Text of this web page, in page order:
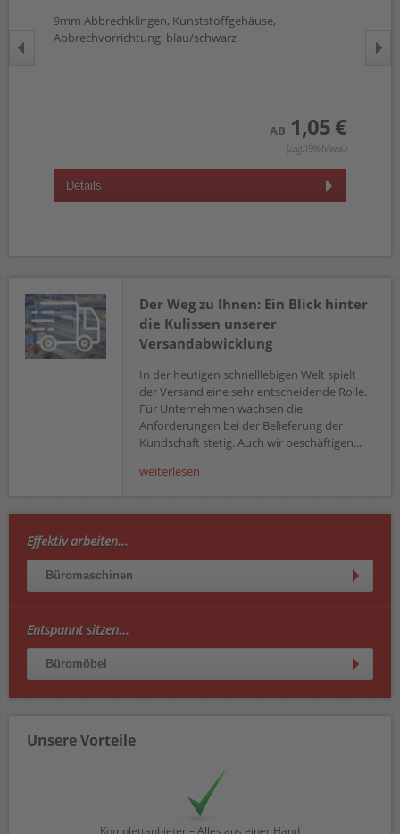
9mm Abbrechklingen, Kunststoffgehäuse,
Abbrechvorrichtung, blau/schwarz
AB 1,05 €
(zzgl.19% Mwst.)
Details
Der Weg zu Ihnen: Ein Blick hinter
die Kulissen unserer
Versandabwicklung
In der heutigen schnelllebigen Welt spielt
der Versand eine sehr entscheidende Rolle.
Für Unternehmen wachsen die
Anforderungen bei der Belieferung der
Kundschaft stetig. Auch wir beschäftigen...
weiterlesen
Effektiv arbeiten...
Büromaschinen
Entspannt sitzen...
Büromöbel
Unsere Vorteile